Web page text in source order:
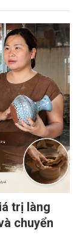
Môi trường
Hội thảo thu
lãnh đạo
trường,
và Môi
quan đơn vị
Bắc.
trị làng
chuyển